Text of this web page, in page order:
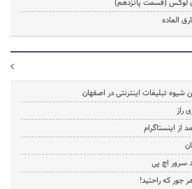
العاده
تبلیغات اینترنتی در اصفهان
راز
از اینستاگرام
جور که راحتید!